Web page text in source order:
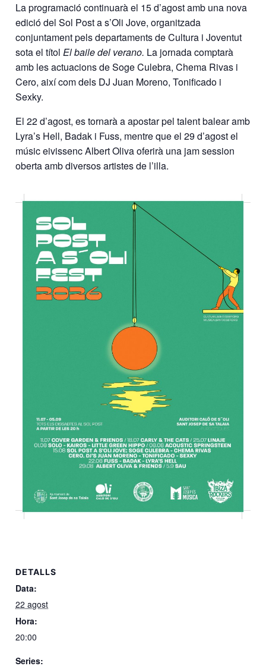
La programació continuarà el 15 d’agost amb una nova
edició del Sol Post a s’Oli Jove, organitzada
conjuntament pels departaments de Cultura i Joventut
sota el títolEl baile del verano. La jornada comptarà
amb les actuacions de Soge Culebra, Chema Rivas i
Cero, així com dels DJ Juan Moreno, Tonificado i
Sexky.
El 22 d’agost, es tornarà a apostar pel talent balear amb
Lyra’s Hell, Badak i Fuss, mentre que el 29 d’agost el
músic eivissenc Albert Oliva oferirà una jam session
oberta amb diversos artistes de l’illa.
DETALLS
Data:
22 agost
Hora:
20:00
Series: